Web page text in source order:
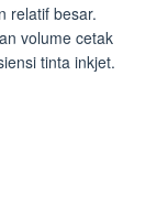
relatif besar.
volume cetak
tinta inkjet.